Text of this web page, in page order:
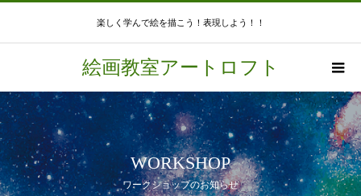
楽しく学んで絵を描こう！表現しよう！！
絵画教室アートロフト
WORKSHOP
ワークショップのお知らせ